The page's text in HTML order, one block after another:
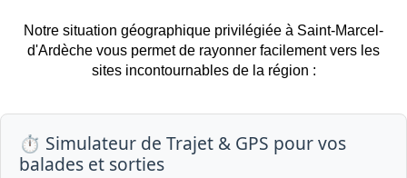
Notre situation géographique privilégiée à Saint-Marcel-
d'Ardèche vous permet de rayonner facilement vers les
sites incontournables de la région :
⏱️ Simulateur de Trajet & GPS pour vos
balades et sorties